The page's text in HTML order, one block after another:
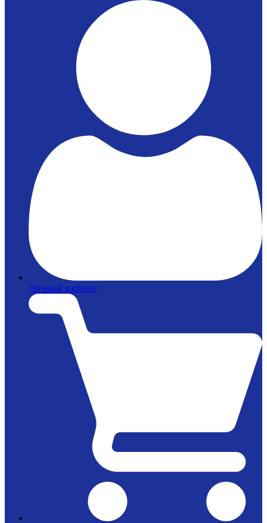
Личный кабинет